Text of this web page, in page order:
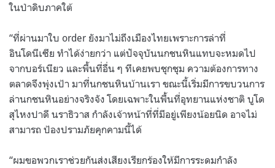
ในป่าดิบภาคใต้
“ที่ผ่านมาใบ order ยังมาไม่ถึงเมืองไทยเพราะการล่าที่
อินโดนีเซีย ทำได้ง่ายกว่า แต่ปัจจุบันนกชนหินแทบจะหมดไป
จากบอร์เนียว และพื้นที่อื่น ๆ ทีเคยพบชุกชุม ความต้องการทาง
ตลาดจึงพุ่งเป้า มาที่นกชนหินบ้านเรา ขณะนี้เริ่มมีการขบวนการ
ล่านกชนหินอย่างจริงจัง โดยเฉพาะในพื้นที่อุทยานแห่งชาติ บูโด
สุไหงปาดี นราธิวาส กำลังเจ้าหน้าที่ที่มีอยู่เพียงน้อยนิด อาจไม่
สามารถ ป้องปรามภัยคุกคามนี้ได้
“ผมขอพวกเราช่วยกันส่งเสียงเรียกร้องให้มีการระดมกำลัง